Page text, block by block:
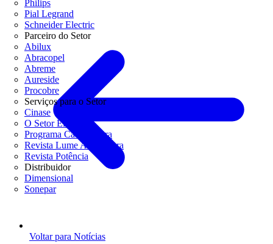
Philips
Pial Legrand
Schneider Electric
Parceiro do Setor
Abilux
Abracopel
Abreme
Aureside
Procobre
Serviços para o Setor
Cinase
O Setor Elétrico
Programa Casa Segura
Revista Lume Arquitetura
Revista Potência
Distribuidor
Dimensional
Sonepar
Voltar para Notícias